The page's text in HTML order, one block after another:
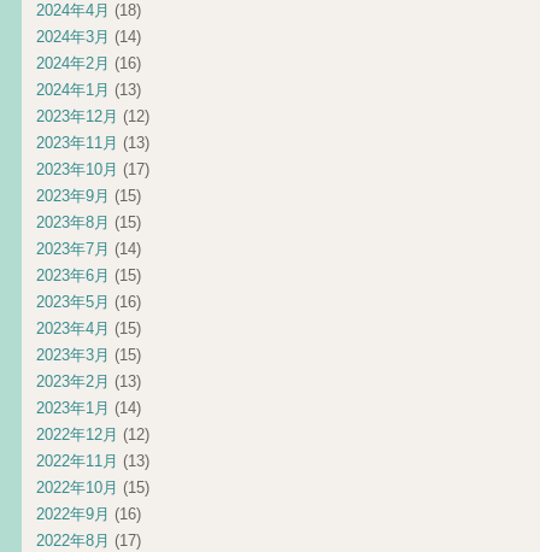
2024年4月 (18)
2024年3月 (14)
2024年2月 (16)
2024年1月 (13)
2023年12月 (12)
2023年11月 (13)
2023年10月 (17)
2023年9月 (15)
2023年8月 (15)
2023年7月 (14)
2023年6月 (15)
2023年5月 (16)
2023年4月 (15)
2023年3月 (15)
2023年2月 (13)
2023年1月 (14)
2022年12月 (12)
2022年11月 (13)
2022年10月 (15)
2022年9月 (16)
2022年8月 (17)